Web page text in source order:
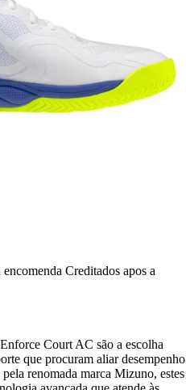
Creditados apos a
Court AC são a escolha
que procuram aliar desempenho
renomada marca Mizuno, estes